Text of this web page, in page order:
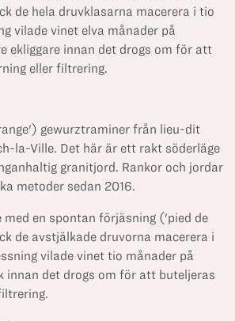
de hela druvklasarna macerera i tio
vilade vinet elva månader på
ekliggare innan det drogs om för att
eller filtrering.
gewurztraminer från lieu-dit
la-Ville. Det här är ett rakt söderläge
granitjord. Rankor och jordar
metoder sedan 2016.
en spontan förjäsning ('pied de
de avstjälkade druvorna macerera i
vilade vinet tio månader på
innan det drogs om för att buteljeras